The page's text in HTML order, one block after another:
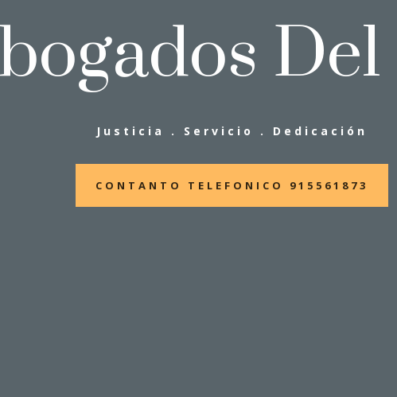
Del
Justicia . Servicio . Dedicación
CONTANTO TELEFONICO 915561873